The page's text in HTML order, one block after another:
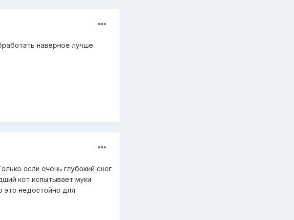
наверное лучше
если очень глубокий снег
кот испытывает муки
это недостойно для